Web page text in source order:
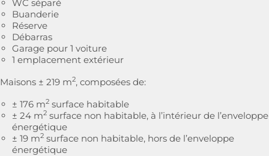
WC séparé
Buanderie
Réserve
Débarras
Garage pour 1 voiture
1 emplacement extérieur
Maisons ± 219 m2, composées de:
± 176 m2 surface habitable
± 24 m2 surface non habitable, à l’intérieur de l’enveloppe
énergétique
± 19 m2 surface non habitable, hors de l’enveloppe
énergétique